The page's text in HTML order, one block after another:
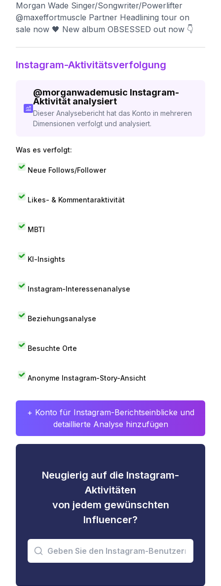
Morgan Wade Singer/Songwriter/Powerlifter
@maxeffortmuscle Partner Headlining tour on
sale now 🖤 New album OBSESSED out now 👇
Instagram-Aktivitätsverfolgung
@morganwademusic Instagram-
Aktivität analysiert
Dieser Analysebericht hat das Konto in mehreren
Dimensionen verfolgt und analysiert.
Was es verfolgt:
Neue Follows/Follower
Likes- & Kommentaraktivität
MBTI
KI-Insights
Instagram-Interessenanalyse
Beziehungsanalyse
Besuchte Orte
Anonyme Instagram-Story-Ansicht
+ Konto für Instagram-Berichtseinblicke und
detaillierte Analyse hinzufügen
Neugierig auf die Instagram-
Aktivitäten
von jedem gewünschten
Influencer?